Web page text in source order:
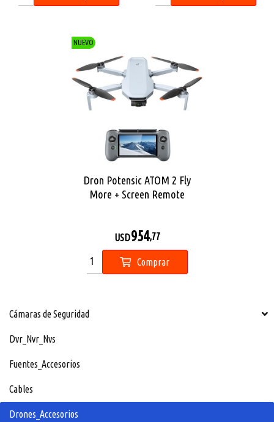
Cámaras de Seguridad
Dvr_Nvr_Nvs
Fuentes_Accesorios
Cables
Drones_Accesorios
NUEVO
Dron Potensic ATOM 2 Fly
More + Screen Remote
USD954,77
Comprar